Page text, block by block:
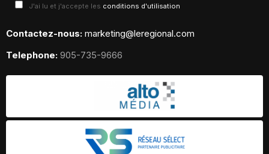
J'ai lu et j'accepte les conditions d'utilisation
Contactez-nous: marketing@leregional.com
Telephone: 905-735-9666